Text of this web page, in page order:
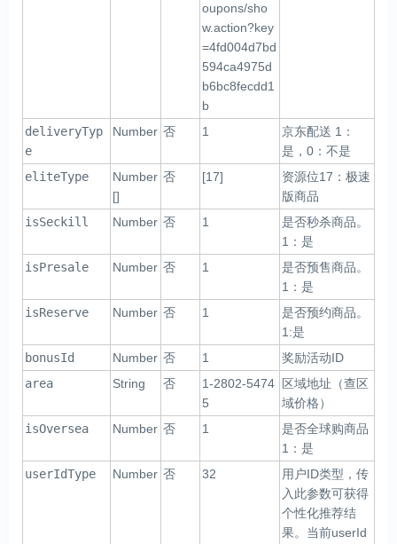
oupons/sho
w.action?key
=4fd004d7bd
594ca4975d
b6bc8fecdd1
b
deliveryTyp
e
Number 否 1
京东配送 1：
是，0：不是
eliteType
Number
[]
否 [17]
资源位17：极速
版商品
isSeckill
Number 否 1
是否秒杀商品。
1：是
isPresale
Number 否 1
是否预售商品。
1：是
isReserve
Number 否 1
是否预约商品。
1:是
bonusId
Number 否 1
奖励活动ID
area
String 否
1-2802-5474
5
区域地址（查区
域价格）
isOversea
Number 否 1
是否全球购商品
1：是
userIdType
Number 否 32
用户ID类型，传
入此参数可获得
个性化推荐结
果。当前userId